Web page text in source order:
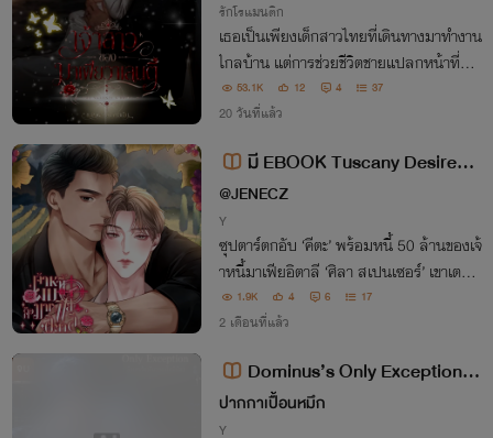
รักโรแมนติก
เธอเป็นเพียงเด็กสาวไทยที่เดินทางมาทำงาน
ไกลบ้าน แต่การช่วยชีวิตชายแปลกหน้าที่ถูก
ยิงที่แขนขวาในคืนนั้น กลับเปลี่ยนชีวิตของเ
ธอไปตลอดกาลเขาคือ เรนโซ วาเลนติ ผู้นำต
53.1K 12 4 37
20 วันที่แล้ว
มี EBOOK Tuscany Desires,
My Heart #เจ้าหนี้ผมคือมาเฟียอิตา
ลี
@JENECZ
Y
ซุปตาร์ตกอับ ‘คีตะ’ พร้อมหนี้ 50 ล้านของเจ้
าหนี้มาเฟียอิตาลี ‘ศิลา สเปนเซอร์’ เขาเตรีย
มใจเป็นเด็กขัดดอกบนเตียง แต่มาเฟียนั่นกลั
บยื่นอุปกรณ์ในไร่ให้แล้วสั่ง... "ไปขัดพื้นแ
1.9K 4 6 17
2 เดือนที่แล้ว
Dominus’s Only Exception ข้
อยกเว้นเดียวของโดมินัส
ปากกาเปื้อนหมึก
Y